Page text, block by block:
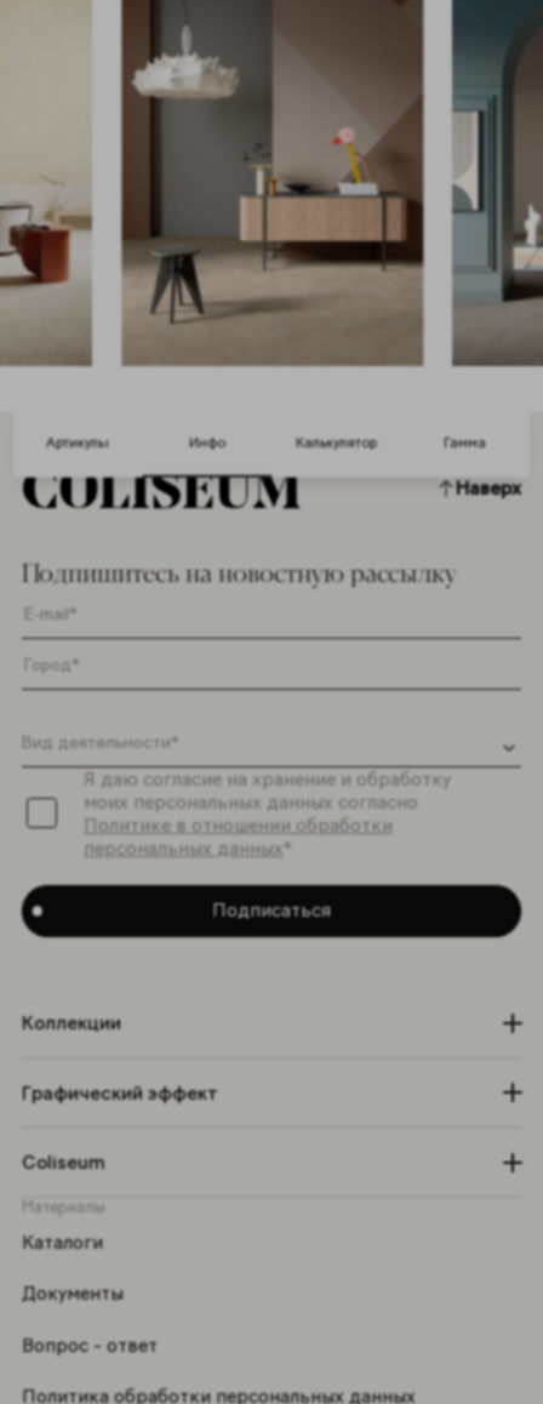
Артикулы Инфо Калькулятор Гамма
Наверх
Подпишитесь на новостную рассылку
Я даю согласие на хранение и обработку
моих персональных данных согласно
Политике в отношении обработки
персональных данных*
Подписаться
Коллекции
Графический эффект
Coliseum
Материалы
Каталоги
Документы
Вопрос - ответ
Политика обработки персональных данных